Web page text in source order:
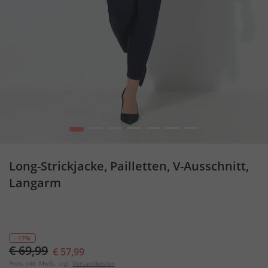
1
Long-Strickjacke, Pailletten, V-Ausschnitt,
Langarm
- 17%
€ 69,99 € 57,99
Preis inkl. MwSt. zzgl. Versandkosten